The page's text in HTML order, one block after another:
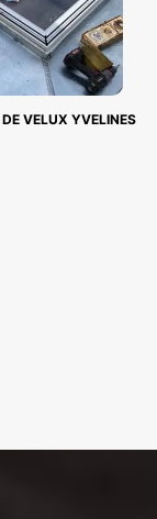
VELUX YVELINES